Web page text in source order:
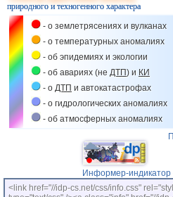
39 Боливия
40 ДР
41 Центральная Америка
42 Африка
о.Виргинии (США)
44
Бангладеш
Албания
природного и техногенного характера
- о землетрясениях и вулканах
- о температурных аномалиях
- об эпидемиях и экологии
- об авариях (не ДТП) и КИ
- о ДТП и автокатастрофах
- о гидрологических аномалиях
- об атмосферных аномалиях
Информер-
<link href="//idp-cs.net/css/info.css"